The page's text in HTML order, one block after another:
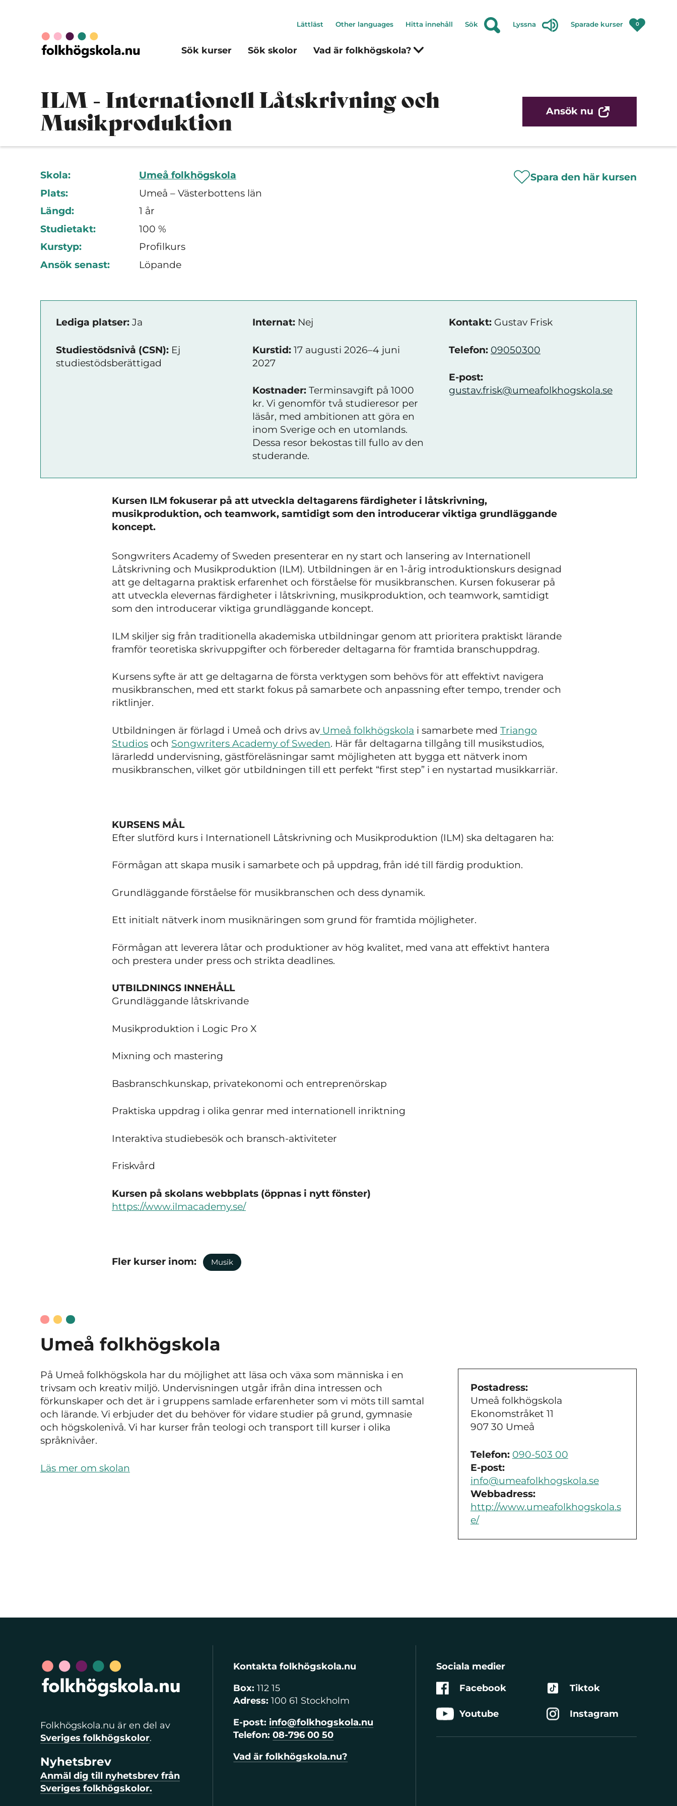
Sök kurser Sök skolor Vad är folkhögskola?
Lättläst Other languages Hitta innehåll Sök Lyssna Sparade kurser 0
ILM - Internationell Låtskrivning och
Musikproduktion
Ansök nu
Skola:
Umeå folkhögskola
Plats:
Umeå – Västerbottens län
Längd:
1 år
Studietakt:
100 %
Kurstyp:
Profilkurs
Ansök senast:
Löpande
Spara den här kursen
Lediga platser: Ja
Studiestödsnivå (CSN): Ej
studiestödsberättigad
Internat: Nej
Kurstid: 17 augusti 2026–4 juni
2027
Kostnader: Terminsavgift på 1000
kr. Vi genomför två studieresor per
läsår, med ambitionen att göra en
inom Sverige och en utomlands.
Dessa resor bekostas till fullo av den
studerande.
Kontakt: Gustav Frisk
Telefon: 09050300
E-post:
gustav.frisk@umeafolkhogskola.se
Kursen ILM fokuserar på att utveckla deltagarens färdigheter i låtskrivning,
musikproduktion, och teamwork, samtidigt som den introducerar viktiga grundläggande
koncept.
Songwriters Academy of Sweden presenterar en ny start och lansering av Internationell
Låtskrivning och Musikproduktion (ILM). Utbildningen är en 1-årig introduktionskurs designad
att ge deltagarna praktisk erfarenhet och förståelse för musikbranschen. Kursen fokuserar på
att utveckla elevernas färdigheter i låtskrivning, musikproduktion, och teamwork, samtidigt
som den introducerar viktiga grundläggande koncept.
ILM skiljer sig från traditionella akademiska utbildningar genom att prioritera praktiskt lärande
framför teoretiska skrivuppgifter och förbereder deltagarna för framtida branschuppdrag.
Kursens syfte är att ge deltagarna de första verktygen som behövs för att effektivt navigera
musikbranschen, med ett starkt fokus på samarbete och anpassning efter tempo, trender och
riktlinjer.
Utbildningen är förlagd i Umeå och drivs av Umeå folkhögskola i samarbete med Triango
Studios och Songwriters Academy of Sweden. Här får deltagarna tillgång till musikstudios,
lärarledd undervisning, gästföreläsningar samt möjligheten att bygga ett nätverk inom
musikbranschen, vilket gör utbildningen till ett perfekt “first step” i en nystartad musikkarriär.
KURSENS MÅL
Efter slutförd kurs i Internationell Låtskrivning och Musikproduktion (ILM) ska deltagaren ha:
Förmågan att skapa musik i samarbete och på uppdrag, från idé till färdig produktion.
Grundläggande förståelse för musikbranschen och dess dynamik.
Ett initialt nätverk inom musiknäringen som grund för framtida möjligheter.
Förmågan att leverera låtar och produktioner av hög kvalitet, med vana att effektivt hantera
och prestera under press och strikta deadlines.
UTBILDNINGS INNEHÅLL
Grundläggande låtskrivande
Musikproduktion i Logic Pro X
Mixning och mastering
Basbranschkunskap, privatekonomi och entreprenörskap
Praktiska uppdrag i olika genrar med internationell inriktning
Interaktiva studiebesök och bransch-aktiviteter
Friskvård
Kursen på skolans webbplats (öppnas i nytt fönster)
https://www.ilmacademy.se/
Fler kurser inom: Musik
Umeå folkhögskola
På Umeå folkhögskola har du möjlighet att läsa och växa som människa i en
trivsam och kreativ miljö. Undervisningen utgår ifrån dina intressen och
förkunskaper och det är i gruppens samlade erfarenheter som vi möts till samtal
och lärande. Vi erbjuder det du behöver för vidare studier på grund, gymnasie
och högskolenivå. Vi har kurser från teologi och transport till kurser i olika
språknivåer.
Läs mer om skolan
Postadress:
Umeå folkhögskola
Ekonomstråket 11
907 30 Umeå
Telefon: 090-503 00
E-post:
info@umeafolkhogskola.se
Webbadress:
http://www.umeafolkhogskola.s
e/
Folkhögskola.nu är en del av
Sveriges folkhögskolor.
Nyhetsbrev
Anmäl dig till nyhetsbrev från
Sveriges folkhögskolor.
Kontakta folkhögskola.nu
Box:112 15
Adress: 100 61 Stockholm
E-post: info@folkhogskola.nu
Telefon: 08-796 00 50
Vad är folkhögskola.nu?
Sociala medier
Facebook
Youtube
Tiktok
Instagram